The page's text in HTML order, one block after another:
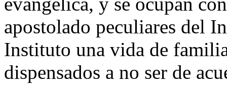
apostolado peculiares del
Instituto una vida de
dispensados a no ser de